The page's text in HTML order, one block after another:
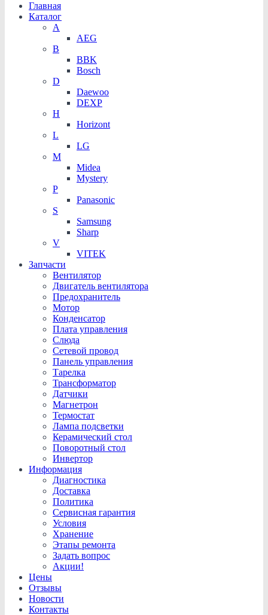
Главная
Каталог
A
AEG
B
BBK
Bosch
D
Daewoo
DEXP
H
Horizont
L
LG
M
Midea
Mystery
P
Panasonic
S
Samsung
Sharp
V
VITEK
Запчасти
Вентилятор
Двигатель вентилятора
Предохранитель
Мотор
Конденсатор
Плата управления
Слюда
Сетевой провод
Панель управления
Тарелка
Трансформатор
Датчики
Магнетрон
Термостат
Лампа подсветки
Керамический стол
Поворотный стол
Инвертор
Информация
Диагностика
Доставка
Политика
Сервисная гарантия
Условия
Хранение
Этапы ремонта
Задать вопрос
Акции!
Цены
Отзывы
Новости
Контакты